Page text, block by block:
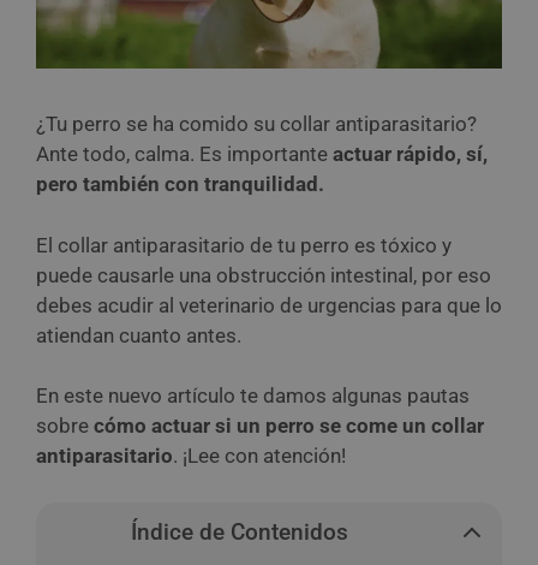
¿Tu perro se ha comido su collar antiparasitario?
Ante todo, calma. Es importante actuar rápido, sí,
pero también con tranquilidad.
El collar antiparasitario de tu perro es tóxico y
puede causarle una obstrucción intestinal, por eso
debes acudir al veterinario de urgencias para que lo
atiendan cuanto antes.
En este nuevo artículo te damos algunas pautas
sobre cómo actuar si un perro se come un collar
antiparasitario. ¡Lee con atención!
Índice de Contenidos